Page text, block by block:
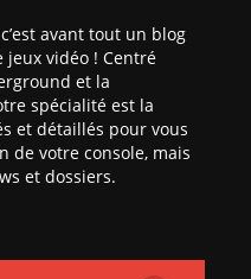
avant tout un blog
jeux vidéo ! Centré
et la
spécialité est la
et détaillés pour vous
de votre console, mais
et dossiers.
le
pour
de
[PSP]
Custom
de retour !